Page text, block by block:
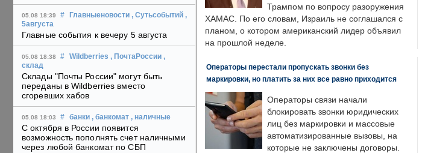
05.08 18:39 # Главныеновости , Сутьсобытий ,
5августа
Главные события к вечеру 5 августа
05.08 18:38 # Wildberries , ПочтаРоссии ,
склад
Склады "Почты России" могут быть
переданы в Wildberries вместо
сгоревших хабов
05.08 18:03 # банки , банкомат , наличные
С октября в России появится
возможность пополнять счет наличными
через любой банкомат по СБП
Трампом по вопросу разоружения
ХАМАС. По его словам, Израиль не соглашался с
планом, о котором американский лидер объявил
на прошлой неделе.
Операторы перестали пропускать звонки без
маркировки, но платить за них все равно приходится
Операторы связи начали
блокировать звонки юридических
лиц без маркировки и массовые
автоматизированные вызовы, на
которые не заключены договоры.